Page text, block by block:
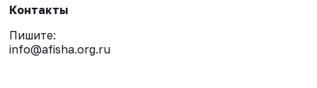
Контакты
Пишите:
info@afisha.org.ru